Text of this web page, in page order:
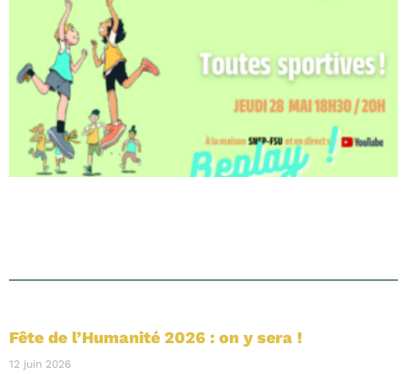
Fête de l’Humanité 2026 : on y sera !
12 juin 2026